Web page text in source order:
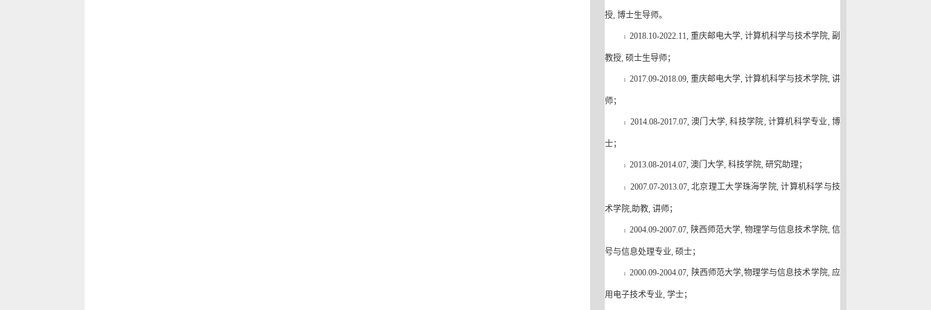
授, 博士生导师。
l 2018.10-2022.11, 重庆邮电大学, 计算机科学与技术学院, 副
教授, 硕士生导师；
l 2017.09-2018.09, 重庆邮电大学, 计算机科学与技术学院, 讲
师；
l 2014.08-2017.07,澳门大学,科技学院, 计算机科学专业,博
士；
l 2013.08-2014.07, 澳门大学, 科技学院, 研究助理；
l 2007.07-2013.07,北京理工大学珠海学院,计算机科学与技
术学院,助教, 讲师；
l 2004.09-2007.07, 陕西师范大学, 物理学与信息技术学院, 信
号与信息处理专业, 硕士；
l 2000.09-2004.07, 陕西师范大学,物理学与信息技术学院,应
用电子技术专业, 学士；